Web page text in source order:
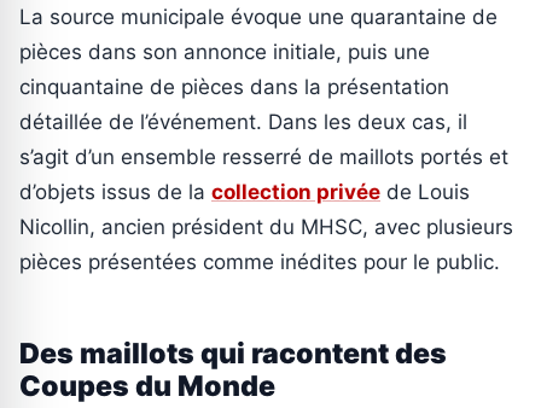
La source municipale évoque une quarantaine de
pièces dans son annonce initiale, puis une
cinquantaine de pièces dans la présentation
détaillée de l’événement. Dans les deux cas, il
s’agit d’un ensemble resserré de maillots portés et
d’objets issus de la collection privée de Louis
Nicollin, ancien président du MHSC, avec plusieurs
pièces présentées comme inédites pour le public.
Des maillots qui racontent des
Coupes du Monde